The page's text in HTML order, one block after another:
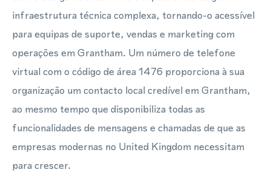
infraestrutura técnica complexa, tornando-o acessível
para equipas de suporte, vendas e marketing com
operações em Grantham. Um número de telefone
virtual com o código de área 1476 proporciona à sua
organização um contacto local credível em Grantham,
ao mesmo tempo que disponibiliza todas as
funcionalidades de mensagens e chamadas de que as
empresas modernas no United Kingdom necessitam
para crescer.